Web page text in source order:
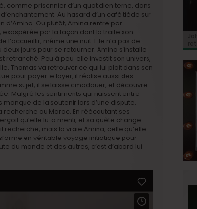
comme prisonnier d’un quotidien terne, dans
Au hasard d’un café tiède sur
d’Amina. Ou plutôt, Amina rentre par
exaspérée par la façon dont la traite son
l’accueillir, même une nuit. Elle n’a pas de
jours pour se retourner. Amina s’installe
retranché. Peu à peu, elle investit son univers,
Thomas va retrouver ce qui lui plait dans son
pour payer le loyer, il réalise aussi des
sujet, il se laisse amadouer, et découvre
Malgré les sentiments qui naissent entre
de la soutenir lors d’une dispute.
recherche au Maroc. En réécoutant ses
qu’elle lui a menti, et sa quête change
recherche, mais la vraie Amina, celle qu’elle
en véritable voyage initiatique pour
du monde et des autres, c’est d’abord lui
du